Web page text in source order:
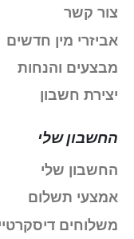
צור קשר
אביזרי מין חדשים
מבצעים והנחות
יצירת חשבון
החשבון שלי
החשבון שלי
אמצעי תשלום
משלוחים